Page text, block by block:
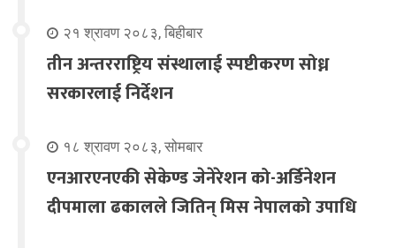
२१ श्रावण २०८३, बिहीबार
तीन अन्तरराष्ट्रिय संस्थालाई स्पष्टीकरण सोध्न
सरकारलाई निर्देशन
१८ श्रावण २०८३, सोमबार
एनआरएनएकी सेकेण्ड जेनेरेशन को-अर्डिनेशन
दीपमाला ढकालले जितिन् मिस नेपालको उपाधि